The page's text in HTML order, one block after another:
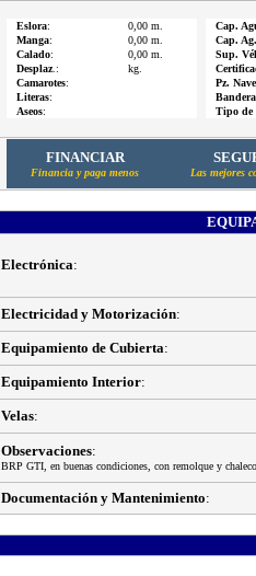
Eslora: 0,00 m. Cap.
Manga: 0,00 m. Cap.
Calado: 0,00 m. Sup.
Desplaz.: kg.
Camarotes: Pz.
Literas: Bandera
Aseos: Tipo de
FINANCIAR
Financia y paga menos Las mejores
Electrónica:
Electricidad y Motorización:
Equipamiento de Cubierta:
Equipamiento Interior:
Velas:
Observaciones:
BRP GTI, en buenas condiciones, con remolque y
Documentación y Mantenimiento: